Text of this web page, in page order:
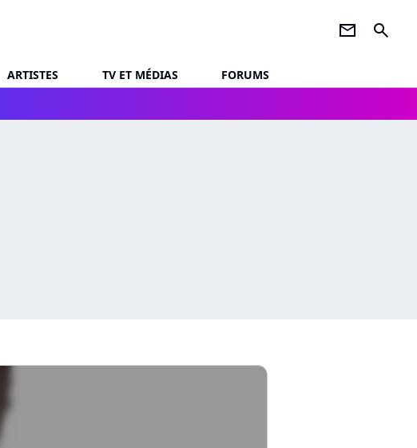
newsletter search
ARTISTES TV ET MÉDIAS
FORUMS